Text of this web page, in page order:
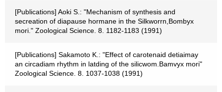
[Publications] Aoki S.: "Mechanism of synthesis and
secreation of diapause hormane in the Silkworrn,Bombyx
mori." Zoological Science. 8. 1182-1183 (1991)
[Publications] Sakamoto K.: "Effect of carotenaid detiaimay
an circadiam rhythm in latding of the silicwom.Bamvyx mori"
Zoological Science. 8. 1037-1038 (1991)